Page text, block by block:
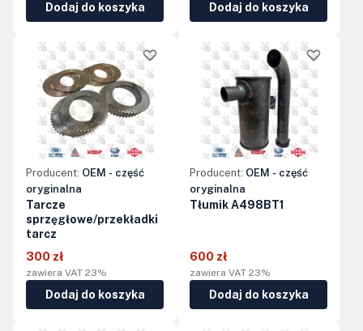
Dodaj do koszyka Dodaj do koszyka
Producent: OEM - część
oryginalna
Tarcze
sprzęgłowe/przekładki
tarcz
300 zł
zawiera VAT 23%
Dodaj do koszyka
Producent: OEM - część
oryginalna
Tłumik A498BT1
600 zł
zawiera VAT 23%
Dodaj do koszyka